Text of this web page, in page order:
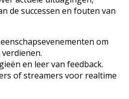
de successen en fouten van
om
en leer van feedback.
of streamers voor realtime